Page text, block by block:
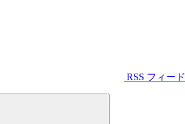
RSS フィード